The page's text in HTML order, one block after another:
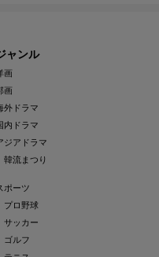
ャンル
画
画
外ドラマ
内ドラマ
ジアドラマ
韓流まつり
ポーツ
プロ野球
サッカー
ゴルフ